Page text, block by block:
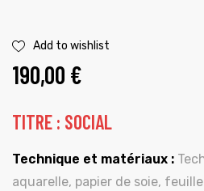
Add to wishlist
190,00 €
TITRE : SOCIAL
Technique et matériaux :
aquarelle, papier de soie, feuille